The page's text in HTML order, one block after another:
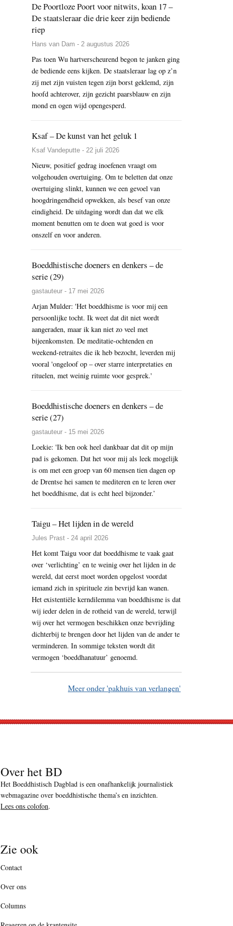
De Poortloze Poort voor nitwits, koan 17 –
De staatsleraar die drie keer zijn bediende
riep
Hans van Dam - 2 augustus 2026
Pas toen Wu hartverscheurend begon te janken ging
de bediende eens kijken. De staatsleraar lag op z’n
zij met zijn vuisten tegen zijn borst geklemd, zijn
hoofd achterover, zijn gezicht paarsblauw en zijn
mond en ogen wijd opengesperd.
Ksaf – De kunst van het geluk 1
Ksaf Vandeputte - 22 juli 2026
Nieuw, positief gedrag inoefenen vraagt om
volgehouden overtuiging. Om te beletten dat onze
overtuiging slinkt, kunnen we een gevoel van
hoogdringendheid opwekken, als besef van onze
eindigheid. De uitdaging wordt dan dat we elk
moment benutten om te doen wat goed is voor
onszelf en voor anderen.
Boeddhistische doeners en denkers – de
serie (29)
gastauteur - 17 mei 2026
Arjan Mulder: 'Het boeddhisme is voor mij een
persoonlijke tocht. Ik weet dat dit niet wordt
aangeraden, maar ik kan niet zo veel met
bijeenkomsten. De meditatie-ochtenden en
weekend-retraites die ik heb bezocht, leverden mij
vooral 'ongeloof op – over starre interpretaties en
rituelen, met weinig ruimte voor gesprek.'
Boeddhistische doeners en denkers – de
serie (27)
gastauteur - 15 mei 2026
Loekie: 'Ik ben ook heel dankbaar dat dit op mijn
pad is gekomen. Dat het voor mij als leek mogelijk
is om met een groep van 60 mensen tien dagen op
de Drentse hei samen te mediteren en te leren over
het boeddhisme, dat is echt heel bijzonder.’
Taigu – Het lijden in de wereld
Jules Prast - 24 april 2026
Het komt Taigu voor dat boeddhisme te vaak gaat
over ‘verlichting’ en te weinig over het lijden in de
wereld, dat eerst moet worden opgelost voordat
iemand zich in spirituele zin bevrijd kan wanen.
Het existentiële kerndilemma van boeddhisme is dat
wij ieder delen in de rotheid van de wereld, terwijl
wij over het vermogen beschikken onze bevrijding
dichterbij te brengen door het lijden van de ander te
verminderen. In sommige teksten wordt dit
vermogen ‘boeddhanatuur’ genoemd.
Meer onder 'pakhuis van verlangen'
Over het BD
Het Boeddhistisch Dagblad is een onafhankelijk journalistiek
webmagazine over boeddhistische thema’s en inzichten.
Lees ons colofon.
Zie ook
Contact
Over ons
Columns